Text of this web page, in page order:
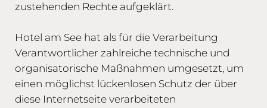
zustehenden Rechte aufgeklärt.
Hotel am See hat als für die Verarbeitung
Verantwortlicher zahlreiche technische und
organisatorische Maßnahmen umgesetzt, um
einen möglichst lückenlosen Schutz der über
diese Internetseite verarbeiteten